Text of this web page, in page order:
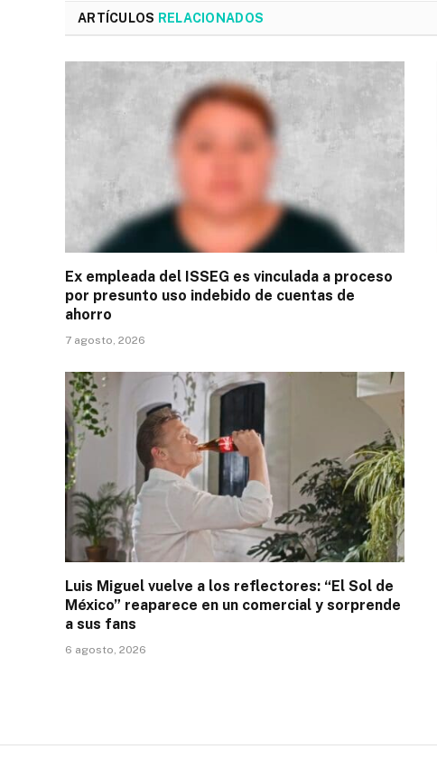
ARTÍCULOS RELACIONADOS
Ex empleada del ISSEG es vinculada a proceso
por presunto uso indebido de cuentas de
ahorro
7 agosto, 2026
Luis Miguel vuelve a los reflectores: “El Sol de
México” reaparece en un comercial y sorprende
a sus fans
6 agosto, 2026